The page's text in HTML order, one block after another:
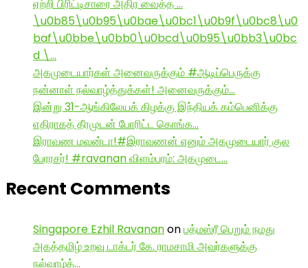
ஏற்றி பிரிட்டிசாரை அதிர வைத்த …
\u0b85\u0b95\u0bae\u0bc1\u0b9f\u0bc8\u0
baf\u0bbe\u0bb0\u0bcd\u0b95\u0bb3\u0bc
d \…
அகமுடையார்கள் அனைவருக்கும் #ஆடிப்பெருக்கு
நன்னாள் நல்வாழ்த்துக்கள்! அனைவருக்கும்…
இன்று 31-ஆங்கிலேயக் கிழக்கு இந்தியக் கம்பெனிக்கு
எதிராகத் தீரமுடன் போரிட்ட கொங்க…
இராவண மவன்டா!#இராவணன் எனும் அகமுடையார் குல
பேரரசர்! #ravanan விளம்பரம்: அகமுடை…
Recent Comments
Singapore Ezhil Ravananonபத்மஸ்ரீ பெறும் நமது
அகத்தமிழ் உறவு டாக்டர் கே. ராமசாமி அவர்களுக்கு
நல்வாழ்த்…